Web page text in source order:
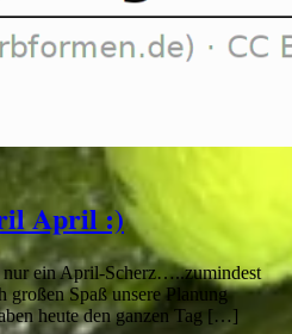
April :)
nur ein April-Scherz…..zumindest
großen Spaß unsere Planung
heute den ganzen Tag […]